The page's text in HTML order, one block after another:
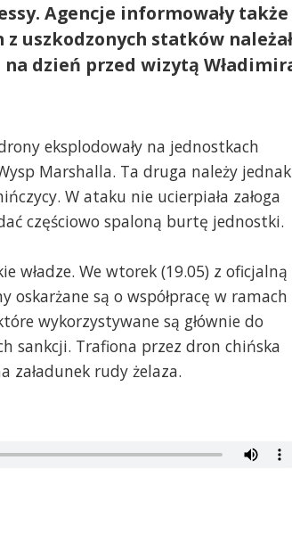
Agencje informowały także
uszkodzonych statków należał
dzień przed wizytą
eksplodowały na jednostkach
Marshalla. Ta druga należy jednak
W ataku nie ucierpiała załoga
częściowo spaloną burtę jednostki.
władze. We wtorek (19.05) z oficjalną
są o współpracę w ramach
wykorzystywane są głównie do
sankcji. Trafiona przez dron chińska
załadunek rudy żelaza.